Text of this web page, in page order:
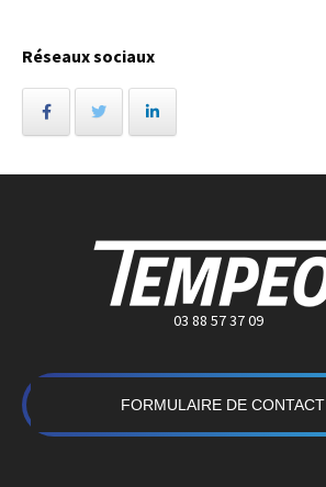
Réseaux sociaux
03 88 57 37 09
FORMULAIRE DE CONTACT